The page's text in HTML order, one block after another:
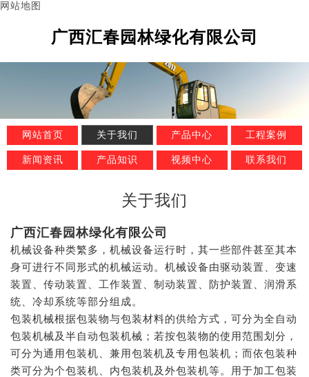
网站地图
广西汇春园林绿化有限公司
网站首页 关于我们 产品中心 工程案例
新闻资讯 产品知识 视频中心 联系我们
关于我们
广西汇春园林绿化有限公司
机械设备种类繁多，机械设备运行时，其一些部件甚至其本
身可进行不同形式的机械运动。机械设备由驱动装置、变速
装置、传动装置、工作装置、制动装置、防护装置、润滑系
统、冷却系统等部分组成。
包装机械根据包装物与包装材料的供给方式，可分为全自动
包装机械及半自动包装机械；若按包装物的使用范围划分，
可分为通用包装机、兼用包装机及专用包装机；而依包装种
类可分为个包装机、内包装机及外包装机等。用于加工包装